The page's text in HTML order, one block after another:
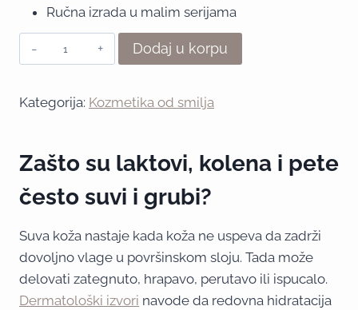
Ručna izrada u malim serijama
Dodaj u korpu
Kategorija: Kozmetika od smilja
Zašto su laktovi, kolena i pete
često suvi i grubi?
Suva koža nastaje kada koža ne uspeva da zadrži
dovoljno vlage u površinskom sloju. Tada može
delovati zategnuto, hrapavo, perutavo ili ispucalo.
Dermatološki izvori navode da redovna hidratacija